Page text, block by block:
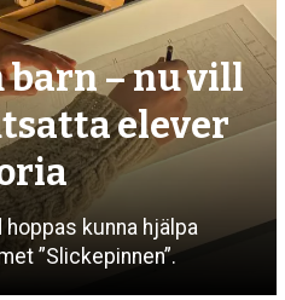
barn – nu vill
elever
kunna hjälpa
”Slickepinnen”.